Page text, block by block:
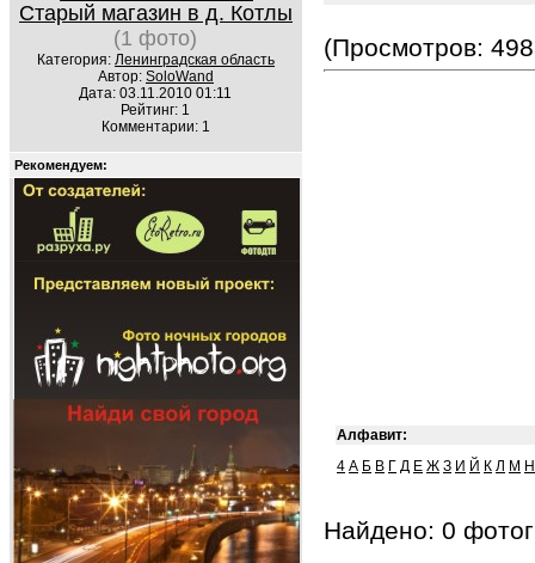
Старый магазин в д. Котлы
(1 фото)
Категория: Ленинградская область
Автор: SoloWand
Дата: 03.11.2010 01:11
Рейтинг: 1
Комментарии: 1
Рекомендуем:
(Просмотров:
Алфавит:
4 А Б В Г Д Е Ж З И Й К Л М Н
Найдено: 0